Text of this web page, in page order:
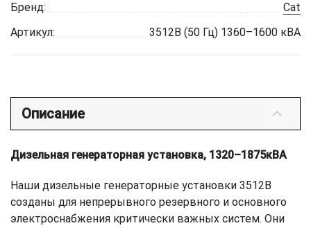
Бренд:
Cat
Артикул:
3512B (50 Гц) 1360–1600 кВА
Описание
Дизельная генераторная установка, 1320–1875кВА
Наши дизельные генераторные установки 3512B
созданы для непрерывного резервного и основного
электроснабжения критически важных систем. Они